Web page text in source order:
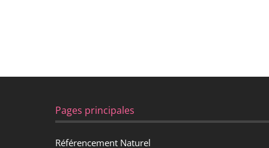
Pages principales
Référencement Naturel